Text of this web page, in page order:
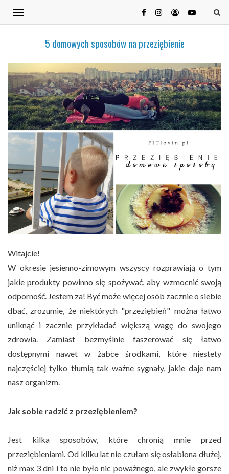
5 domowych sposobów na przeziębienie
Witajcie!
W okresie jesienno-zimowym wszyscy rozprawiają o tym
jakie produkty powinno się spożywać, aby wzmocnić swoją
odporność. Jestem za! Być może więcej osób zacznie o siebie
dbać, zrozumie, że niektórych "przeziębień" można łatwo
uniknąć i zacznie przykładać większą wagę do swojego
zdrowia. Zamiast bezmyślnie faszerować się łatwo
dostępnymi nawet w żabce środkami, które niestety
najczęściej tylko tłumią tak ważne sygnały, jakie daje nam
nasz organizm.
Jak sobie radzić z przeziębieniem?
Jest kilka sposobów, które chronią mnie przed
przeziębieniami. Od kilku lat nie czułam się osłabiona dłużej,
niż max 3 dni i to nie było nic poważnego, ale zwykłe gorsze